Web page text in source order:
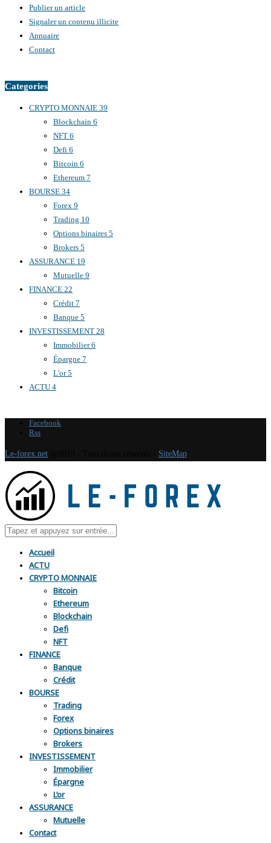
Publier un article
Signaler un contenu illicite
Annuaire
Contact
Categories
CRYPTO MONNAIE 39
Blockchain 6
NFT 6
Defi 6
Bitcoin 6
Ethereum 7
BOURSE 34
Forex 9
Trading 10
Options binaires 5
Brokers 5
ASSURANCE 19
Mutuelle 9
FINANCE 22
Crédit 7
Banque 5
INVESTISSEMENT 28
Immobilier6
Épargne 7
L'or5
ACTU 4
Facebook
Rss
Le-forex.net SiteMap
Accueil
ACTU
CRYPTO MONNAIE
Bitcoin
Ethereum
Blockchain
Defi
NFT
FINANCE
Banque
Crédit
BOURSE
Trading
Forex
Options binaires
Brokers
INVESTISSEMENT
Immobilier
Épargne
L’or
ASSURANCE
Mutuelle
Contact